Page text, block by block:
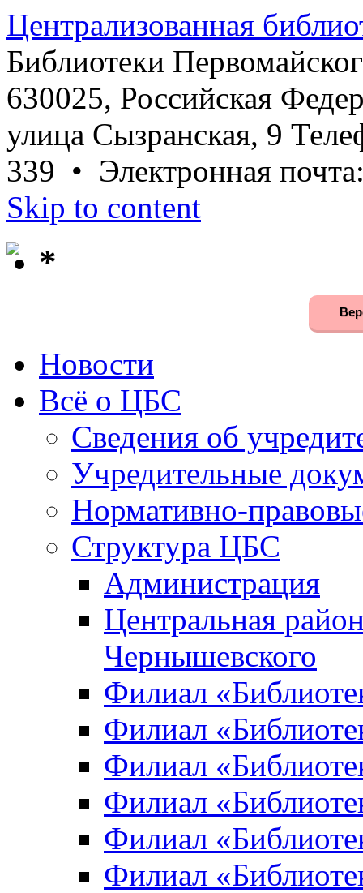
Централизованная
Библиотеки
630025, Российская
улица Сызранская, 9
339 • Электронная
Skip to content
*
Новости
Всё о ЦБС
Сведения об
Учредительные
Нормативно-
Структура ЦБС
Администрация
Центральная
Чернышевского
Филиал
Филиал
Филиал
Филиал
Филиал
Филиал